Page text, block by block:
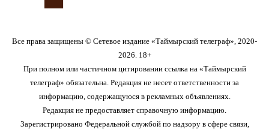
Все права защищены © Сетевое издание «Таймырский телеграф», 2020-
2026. 18+
При полном или частичном цитировании ссылка на «Таймырский
телеграф» обязательна. Редакция не несет ответственности за
информацию, содержащуюся в рекламных объявлениях.
Редакция не предоставляет справочную информацию.
Зарегистрировано Федеральной службой по надзору в сфере связи,